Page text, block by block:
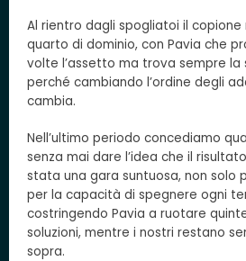
Al rientro dagli spogliatoi il
quarto di dominio, con Pavia che
volte l’assetto ma trova sempre la
perché cambiando l’ordine degli
cambia.
Nell’ultimo periodo concediamo
senza mai dare l’idea che il
stata una gara suntuosa, non solo
per la capacità di spegnere ogni
costringendo Pavia a ruotare
soluzioni, mentre i nostri restano
sopra.